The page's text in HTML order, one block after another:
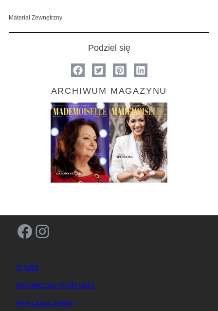
Materiał Zewnętrzny
Podziel się
ARCHIWUM MAGAZYNU
Facebook Instagram
O NAS
REDAKCJA / KONTAKT
REKLAMA WWW